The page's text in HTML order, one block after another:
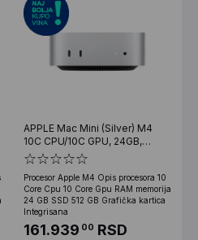
APPLE Mac Mini (Silver) M4
10C CPU/10C GPU, 24GB,
512GB-ROC (mcyt4rc/a)
Procesor Apple M4 Opis procesora 10
Core Cpu 10 Core Gpu RAM memorija
24 GB SSD 512 GB Grafička kartica
Integrisana
161.939 00 RSD